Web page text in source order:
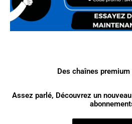
Des chaînes
Assez parlé, Découvrez un